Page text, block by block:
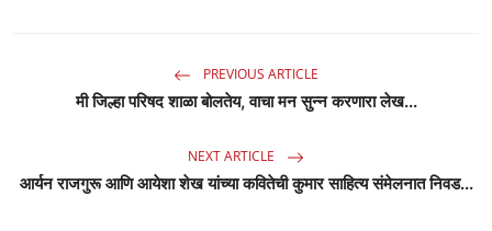
PREVIOUS ARTICLE
मी जिल्हा परिषद शाळा बोलतेय, वाचा मन सुन्न करणारा लेख...
NEXT ARTICLE
आर्यन राजगुरू आणि आयेशा शेख यांच्या कवितेची कुमार साहित्य संमेलनात निवड...